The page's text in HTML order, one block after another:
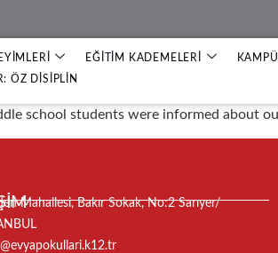
EĞİTİM KADEMELERİ
ÖZ DİSİPLİN
school students were informed about
Mahallesi, Bakır Sokak, No:2 Sarıyer/